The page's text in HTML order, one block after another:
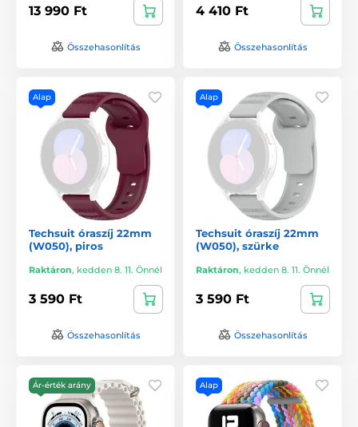
13 990 Ft
Összehasonlítás
4 410 Ft
Összehasonlítás
Alap
Techsuit óraszíj 22mm
(W050), piros
Raktáron, kedden 8. 11. Önnél
3 590 Ft
Összehasonlítás
Alap
Techsuit óraszíj 22mm
(W050), szürke
Raktáron, kedden 8. 11. Önnél
3 590 Ft
Összehasonlítás
Ár-érték arány Alap